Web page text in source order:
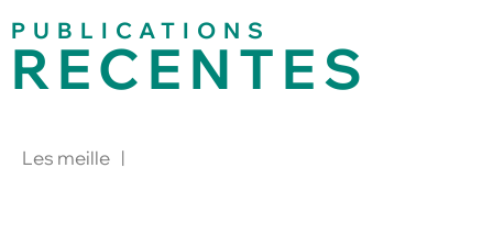
PUBLICATIONS
RECENTES
Les meilleures animations pour centre
Quel spectacle original pour un événement
d’entreprise à Paris ?
Pourquoi le verre influence le goût du
champagne ?